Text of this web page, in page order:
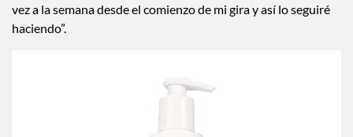
vez a la semana desde el comienzo de mi gira y así lo seguiré
haciendo”.